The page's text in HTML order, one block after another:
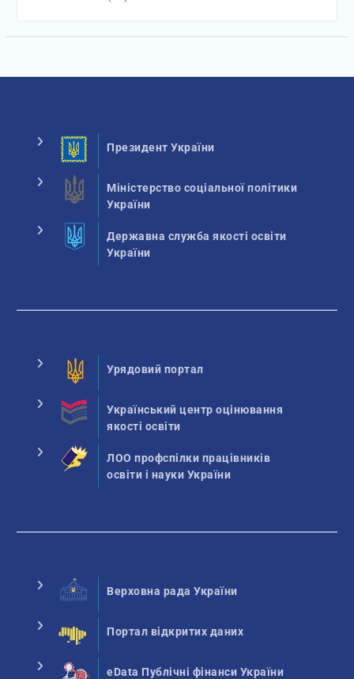
Президент України
Міністерство соціальної політики
України
Державна служба якості освіти
України
Урядовий портал
Український центр оцінювання
якості освіти
ЛОО профспілки працівників
освіти і науки України
Верховна рада України
Портал відкритих даних
eData Публічні фінанси України